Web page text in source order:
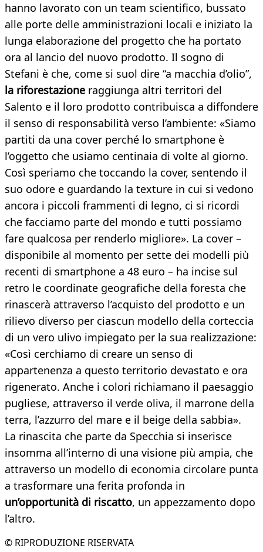
hanno lavorato con un team scientifico, bussato
alle porte delle amministrazioni locali e iniziato la
lunga elaborazione del progetto che ha portato
ora al lancio del nuovo prodotto. Il sogno di
Stefani è che, come si suol dire “a macchia d’olio”,
la riforestazione raggiunga altri territori del
Salento e il loro prodotto contribuisca a diffondere
il senso di responsabilità verso l’ambiente: «Siamo
partiti da una cover perché lo smartphone è
l’oggetto che usiamo centinaia di volte al giorno.
Così speriamo che toccando la cover, sentendo il
suo odore e guardando la texture in cui si vedono
ancora i piccoli frammenti di legno, ci si ricordi
che facciamo parte del mondo e tutti possiamo
fare qualcosa per renderlo migliore». La cover –
disponibile al momento per sette dei modelli più
recenti di smartphone a 48 euro – ha incise sul
retro le coordinate geografiche della foresta che
rinascerà attraverso l’acquisto del prodotto e un
rilievo diverso per ciascun modello della corteccia
di un vero ulivo impiegato per la sua realizzazione:
«Così cerchiamo di creare un senso di
appartenenza a questo territorio devastato e ora
rigenerato. Anche i colori richiamano il paesaggio
pugliese, attraverso il verde oliva, il marrone della
terra, l’azzurro del mare e il beige della sabbia».
La rinascita che parte da Specchia si inserisce
insomma all’interno di una visione più ampia, che
attraverso un modello di economia circolare punta
a trasformare una ferita profonda in
un’opportunità di riscatto, un appezzamento dopo
l’altro.
© RIPRODUZIONE RISERVATA